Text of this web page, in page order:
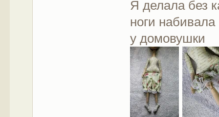
Я делала без
ноги набивала
у домовушки